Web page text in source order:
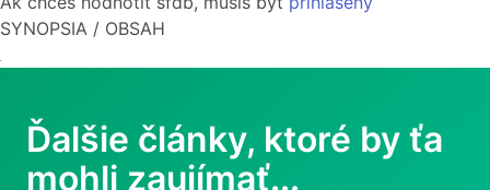
SYNOPSIA / OBSAH
Ďalšie články, ktoré by ťa
mohli zaujímať...